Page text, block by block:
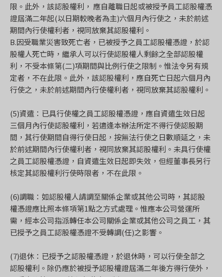
限。此外，該認股權利， 應自離職日起或被授予員工認股權憑
證屆滿二年起(以日期較晚者為主)六個月內行使之，未於前述
期間內行使權利者，視同放棄其認股權利。
B.因受職業災害致死亡者，已被授予之員工認股權憑證，於認
股權人死亡時，繼承人可以行使認股權人剩餘之全部認股權
利，不受本條第(二)項期間與比例行使之限制。惟法令另有規
定者，不在此限。此外，該認股權利，應自死亡日起六個月內
行使之，未於前述期間內行使權利者，視同放棄其認股權利。
(5)資遣：已具行使權之員工認股權憑證，應自資遣生效日起
三個月內行使認股權利，若適逢本辦法所定不得行使認股期
間，其行使期間自得行使日起，按無法行使之日數順延之，未
於前述期間內行使權利者，視同放棄其認股權利。未具行使權
之員工認股權憑證，自資遣生效日起即失效，但經董事長另行
核定其認股權利行使時限者，不在此限。
(6)調職：如認股權人請調至關係企業或其他公司時，其認股
權憑證應比照本條項第1點之方式處理。惟應本公司營運所
需，經本公司指派轉任本公司關係企業或其他公司之員工，其
已授予之員工認股權憑證不受轉調(任)之影響。
(7)退休：已授予之認股權憑證，於退休時，可以行使全部之
認股權利。除仍應於被授予認股權證屆滿二年後方得行使外，